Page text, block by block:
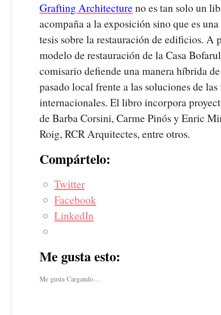
Grafting Architecture no es tan solo un
acompaña a la exposición sino que es
tesis sobre la restauración de edificios. A
modelo de restauración de la Casa
comisario defiende una manera híbrida
pasado local frente a las soluciones de
internacionales. El libro incorpora
de Barba Corsini, Carme Pinós y Enric
Roig, RCR Arquitectes, entre otros.
Compártelo:
Twitter
Facebook
LinkedIn
Me gusta esto:
Me gusta Cargando…